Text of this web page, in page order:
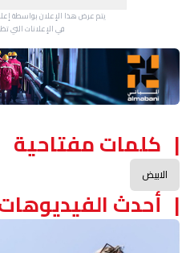
في الإعلانات التي
Advertisement Section
كلمات مفتاحية
الابيض
أحدث